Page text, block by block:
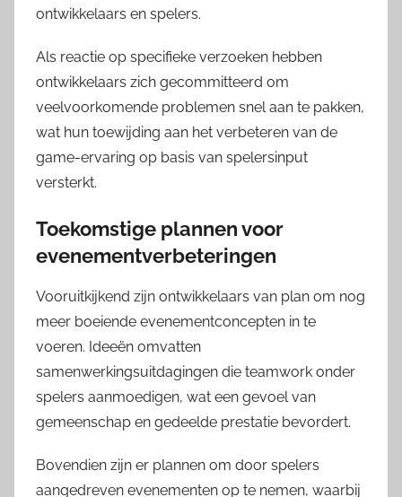
ontwikkelaars en spelers.
Als reactie op specifieke verzoeken hebben
ontwikkelaars zich gecommitteerd om
veelvoorkomende problemen snel aan te pakken,
wat hun toewijding aan het verbeteren van de
game-ervaring op basis van spelersinput
versterkt.
Toekomstige plannen voor
evenementverbeteringen
Vooruitkijkend zijn ontwikkelaars van plan om nog
meer boeiende evenementconcepten in te
voeren. Ideeën omvatten
samenwerkingsuitdagingen die teamwork onder
spelers aanmoedigen, wat een gevoel van
gemeenschap en gedeelde prestatie bevordert.
Bovendien zijn er plannen om door spelers
aangedreven evenementen op te nemen, waarbij